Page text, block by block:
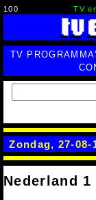
100 TV
TV
Zondag, 27-08-
Nederland 1